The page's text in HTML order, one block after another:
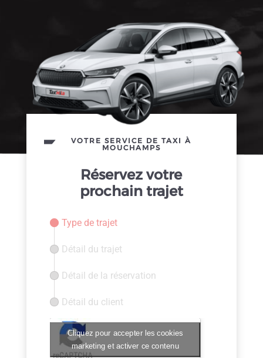
VOTRE SERVICE DE TAXI À
MOUCHAMPS
Réservez votre
prochain trajet
Type de trajet
Détail du trajet
Détail de la réservation
Détail du client
Cliquez pour accepter les cookies
marketing et activer ce contenu